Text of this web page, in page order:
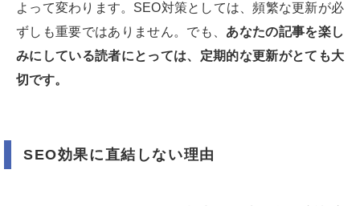
よって変わります。SEO対策としては、頻繁な更新が必
ずしも重要ではありません。でも、 あなたの記事を楽し
みにしている読者にとっては、定期的な更新がとても大
切です。
SEO効果に直結しない理由